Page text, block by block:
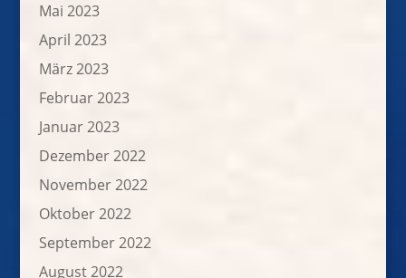
Mai 2023
April 2023
März 2023
Februar 2023
Januar 2023
Dezember 2022
November 2022
Oktober 2022
September 2022
August 2022